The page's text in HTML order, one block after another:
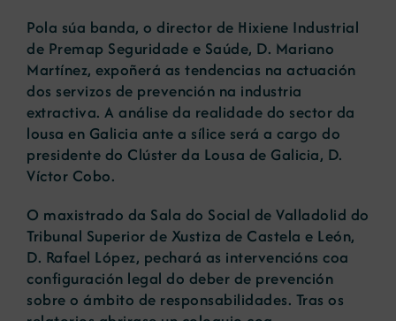
Pola súa banda, o director de Hixiene Industrial
de Premap Seguridade e Saúde, D. Mariano
Martínez, expoñerá as tendencias na actuación
dos servizos de prevención na industria
extractiva. A análise da realidade do sector da
lousa en Galicia ante a sílice será a cargo do
presidente do Clúster da Lousa de Galicia, D.
Víctor Cobo.
O maxistrado da Sala do Social de Valladolid do
Tribunal Superior de Xustiza de Castela e León,
D. Rafael López, pechará as intervencións coa
configuración legal do deber de prevención
sobre o ámbito de responsabilidades. Tras os